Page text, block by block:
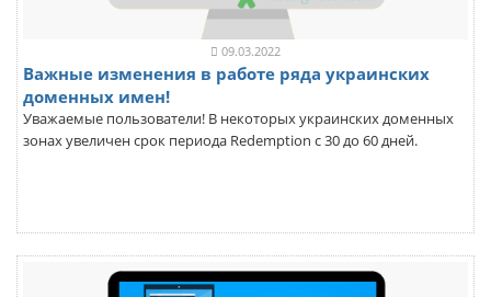
09.03.2022
Важные изменения в работе ряда украинских
доменных имен!
Уважаемые пользователи! В некоторых украинских доменных
зонах увеличен срок периода Redemption с 30 до 60 дней.